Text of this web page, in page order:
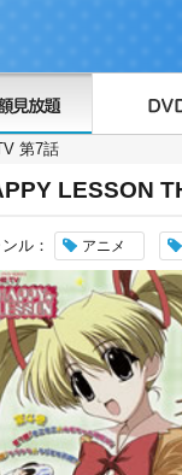
第7話
LESSON
ル： アニメ